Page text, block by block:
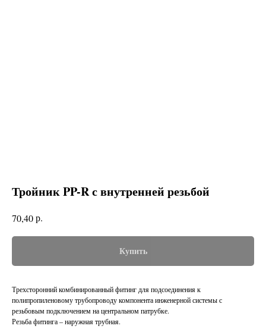
Тройник PP-R с внутренней резьбой
70,40р.
Купить
Трехсторонний комбинированный фитинг для подсоединения к
полипропиленовому трубопроводу компонента инженерной системы с
резьбовым подключением на центральном патрубке.
Резьба фитинга – наружная трубная.